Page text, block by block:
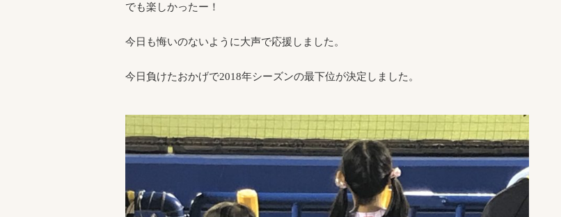
でも楽しかったー！
今日も悔いのないように大声で応援しました。
今日負けたおかげで2018年シーズンの最下位が決定しました。